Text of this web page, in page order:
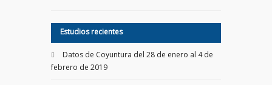
Estudios recientes
Datos de Coyuntura del 28 de enero al 4 de
febrero de 2019